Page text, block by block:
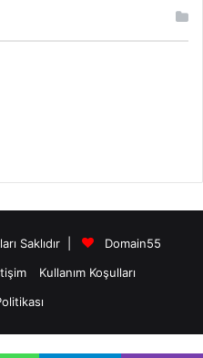
Saklıdır |
Domain55
Kullanım Koşulları